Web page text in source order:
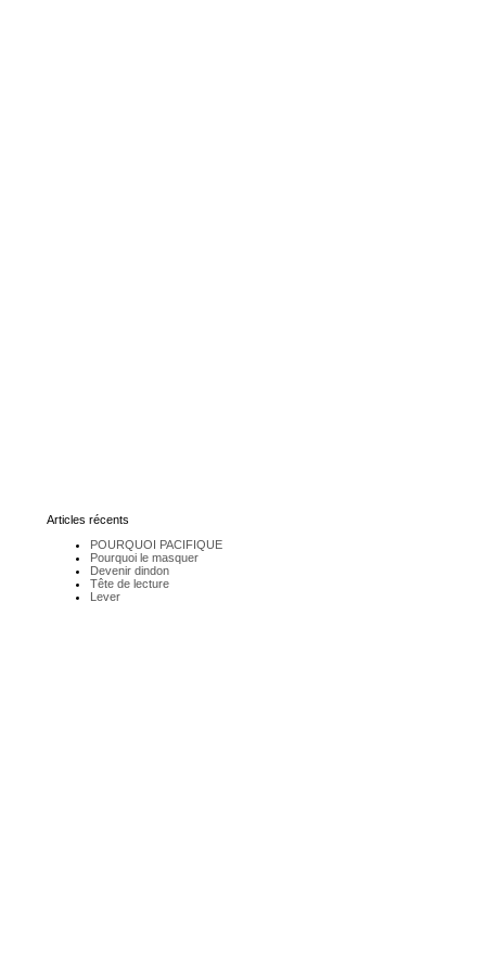
Articles récents
POURQUOI PACIFIQUE
Pourquoi le masquer
Devenir dindon
Tête de lecture
Lever